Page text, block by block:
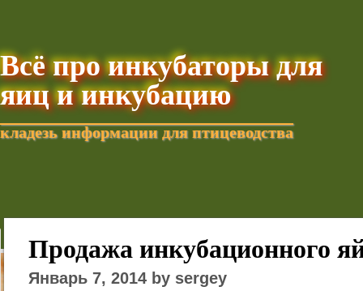
Всё про инкубаторы для
яиц и инкубацию
кладезь информации для птицеводства
Добавить текущую
Продажа инкубационного
Январь 7, 2014 by sergey